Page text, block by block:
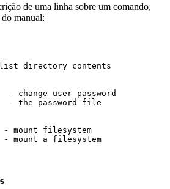
de uma linha sobre um comando,
manual:
directory contents
change user password
- the password file
mount filesystem
mount a filesystem